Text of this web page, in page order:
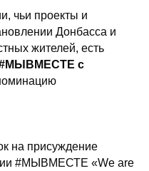
чьи проекты и
Донбасса и
жителей, есть
с
на присуждение
#МЫВМЕСТЕ «We are